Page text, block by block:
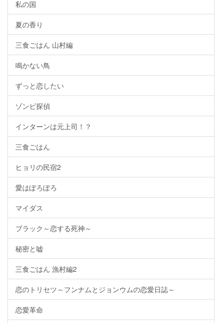
私の国
夏の香り
三食ごはん 山村編
鳴かない鳥
ずっと恋したい
ゾンビ探偵
インターンは元上司！？
三食ごはん
ヒョリの民宿2
愛はぽろぽろ
マイダス
ブラック～恋する死神～
秘密と嘘
三食ごはん 漁村編2
恋のトリセツ～フンナムとジョンウムの恋愛日誌～
恋愛革命